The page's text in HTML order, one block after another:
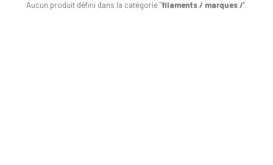
Aucun produit défini dans la catégorie "filaments / marques /".